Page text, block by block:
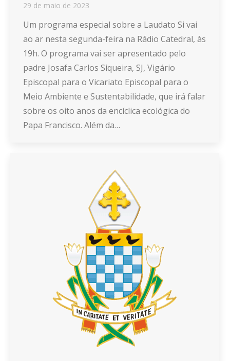
29 de maio de 2023
Um programa especial sobre a Laudato Si vai
ao ar nesta segunda-feira na Rádio Catedral, às
19h. O programa vai ser apresentado pelo
padre Josafa Carlos Siqueira, SJ, Vigário
Episcopal para o Vicariato Episcopal para o
Meio Ambiente e Sustentabilidade, que irá falar
sobre os oito anos da encíclica ecológica do
Papa Francisco. Além da…